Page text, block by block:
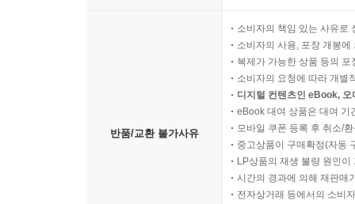
반품/교환 불가사유
소비자의 책임 있는 사유로
소비자의 사용, 포장 개봉
복제가 가능한 상품 등의
소비자의 요청에 따라 개별
디지털 컨텐츠인 eBook,
eBook 대여 상품은 대여 기
모바일 쿠폰 등록 후 취소/
중고상품이 구매확정(자동
LP상품의 재생 불량 원인
시간의 경과에 의해 재판매
전자상거래 등에서의 소비